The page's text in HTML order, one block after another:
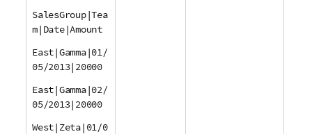
SalesGroup|Tea
m|Date|Amount
East|Gamma|01/
05/2013|20000
East|Gamma|02/
05/2013|20000
West|Zeta|01/0